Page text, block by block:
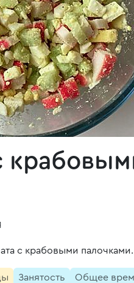
с крабовыми палочками.
Занятость
Общее